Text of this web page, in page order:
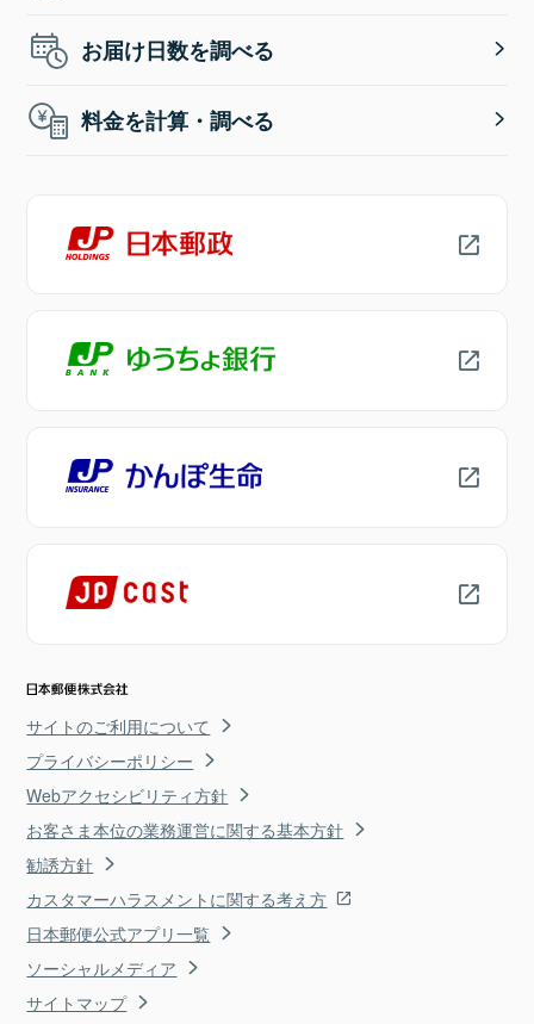
お届け日数を調べる
料金を計算・調べる
サイトのご利用について
プライバシーポリシー
Webアクセシビリティ方針
お客さま本位の業務運営に関する基本方針
勧誘方針
カスタマーハラスメントに関する考え方
日本郵便公式アプリ一覧
ソーシャルメディア
サイトマップ